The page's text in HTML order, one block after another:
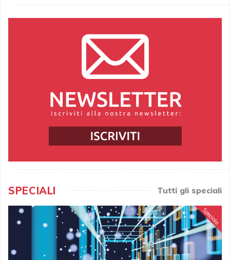
SPECIALI Tutti gli speciali
Speciale